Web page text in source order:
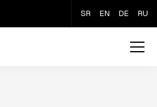
SR EN DE RU